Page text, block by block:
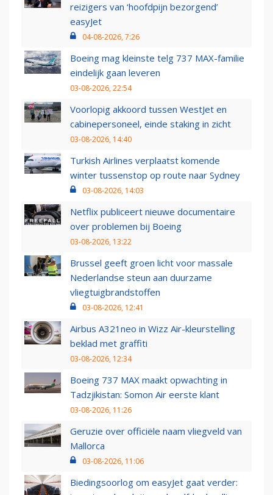
reizigers van ‘hoofdpijn bezorgend’
easyJet
04-08-2026, 7:26
Boeing mag kleinste telg 737 MAX-familie
eindelijk gaan leveren
03-08-2026, 22:54
Voorlopig akkoord tussen WestJet en
cabinepersoneel, einde staking in zicht
03-08-2026, 14:40
Turkish Airlines verplaatst komende
winter tussenstop op route naar Sydney
03-08-2026, 14:03
Netflix publiceert nieuwe documentaire
over problemen bij Boeing
03-08-2026, 13:22
Brussel geeft groen licht voor massale
Nederlandse steun aan duurzame
vliegtuigbrandstoffen
03-08-2026, 12:41
Airbus A321neo in Wizz Air-kleurstelling
beklad met graffiti
03-08-2026, 12:34
Boeing 737 MAX maakt opwachting in
Tadzjikistan: Somon Air eerste klant
03-08-2026, 11:26
Geruzie over officiële naam vliegveld van
Mallorca
03-08-2026, 11:06
Biedingsoorlog om easyJet gaat verder: